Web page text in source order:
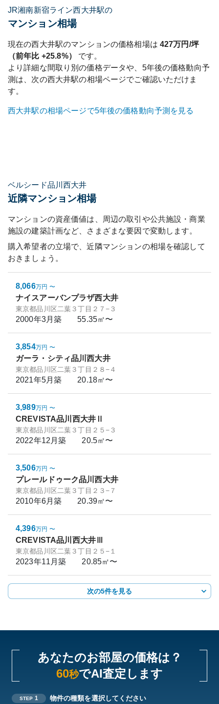
JR湘南新宿ライン西大井駅の
マンション相場
現在の西大井駅のマンションの価格相場は 427万円/坪
（前年比 +25.8%）
です。
より詳細な間取り別の価格データや、5年後の価格動向予
測は、次の西大井駅の相場ページでご確認いただけま
す。
西大井駅の相場ページで5年後の価格動向予測を見る
ベルシード品川西大井
近隣マンション相場
マンションの資産価値は、周辺の取引や公共施設・商業
施設の建築計画など、さまざまな要因で変動します。
購入希望者の立場で、近隣マンションの相場を確認して
おきましょう。
8,066万円 〜
ナイスアーバンプラザ西大井
東京都品川区二葉３丁目２７−３
2000年3月築 55.35㎡〜
3,854万円 〜
ガーラ・シティ品川西大井
東京都品川区二葉３丁目２８−４
2021年5月築 20.18㎡〜
3,989万円 〜
CREVISTA品川西大井Ⅱ
東京都品川区二葉３丁目２５−３
2022年12月築 20.5㎡〜
3,506万円 〜
プレールドゥーク品川西大井
東京都品川区二葉３丁目２３−７
2010年6月築 20.39㎡〜
4,396万円 〜
CREVISTA品川西大井Ⅲ
東京都品川区二葉３丁目２５−１
2023年11月築 20.85㎡〜
次の5件を見る
あなたのお部屋の価格は？
60秒でAI査定します
STEP 1 物件の種類を選択してください